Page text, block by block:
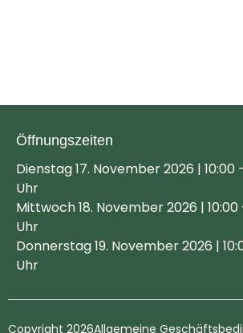
Öffnungszeiten
Dienstag 17. November 2026 | 10:00
Uhr
Mittwoch 18. November 2026 | 10:00
Uhr
Donnerstag 19. November 2026 |
Uhr
Copyright 2026Allgemeine